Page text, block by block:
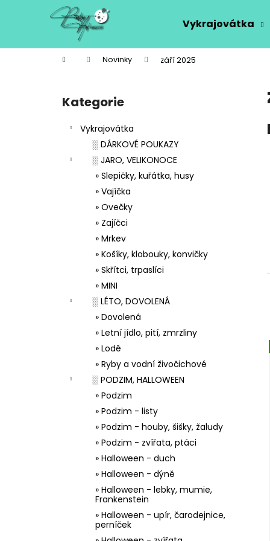
Vykrajovátka
Domů Novinky září 2025
Přeskočit
kategorie
Kategorie
Vykrajovátka
░ DÁRKOVÉ POUKAZY
░ JARO, VELIKONOCE
» Slepičky, kuřátka, husy
» Vajíčka
» Ovečky
» Zajíčci
» Mrkev
» Košíky, klobouky, konvičky
» Skřítci, trpaslíci
» MINI
░ LÉTO, DOVOLENÁ
» Dovolená
» Letní jídlo, pití, zmrzliny
» Lodě
» Ryby a vodní živočichové
░ PODZIM, HALLOWEEN
» Podzim
» Podzim - listy
» Podzim - houby, šišky, žaludy
» Podzim - zvířata, ptáci
» Halloween - duch
» Halloween - dýně
» Halloween - lebky, mumie,
Frankenstein
» Halloween - upír, čarodejnice,
perníček
í
Zpět
do
Zpět
do
33001 ZDOBÍCÍ SÁČEK